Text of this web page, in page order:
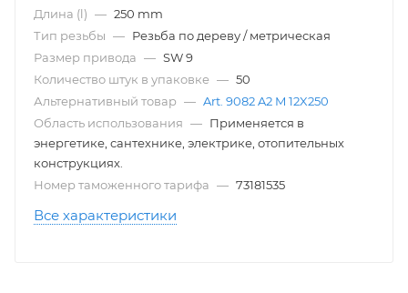
Длина (l) — 250 mm
Тип резьбы — Резьба по дереву / метрическая
Размер привода — SW 9
Количество штук в упаковке — 50
Альтернативный товар — Art. 9082 A2 M 12X250
Область использования — Применяется в
энергетике, сантехнике, электрике, отопительных
конструкциях.
Номер таможенного тарифа — 73181535
Все характеристики